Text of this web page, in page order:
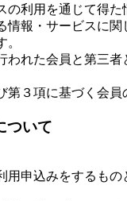
の利用を通じて得
情報・サービスに
われた会員と第三
第３項に基づく会
ついて
申込みをするもの